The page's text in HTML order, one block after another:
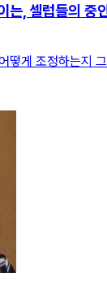
는, 셀럽들의 중
떻게 조정하는지